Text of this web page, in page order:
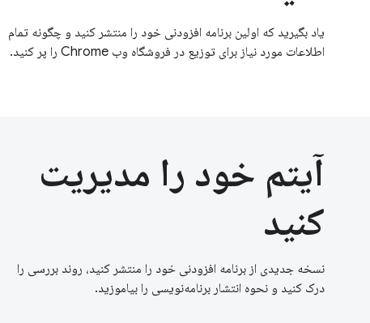
یاد بگیرید که اولین برنامه افزودنی خود را منتشر کنید و چگونه تمام
اطلاعات مورد نیاز برای توزیع در فروشگاه وب Chrome را پر کنید.
آیتم خود را مدیریت
کنید
نسخه جدیدی از برنامه افزودنی خود را منتشر کنید، روند بررسی را
درک کنید و نحوه انتشار برنامه‌نویسی را بیاموزید.